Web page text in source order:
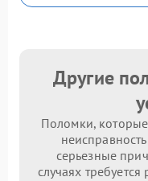
Другие
Поломки,
серьезные
случаях